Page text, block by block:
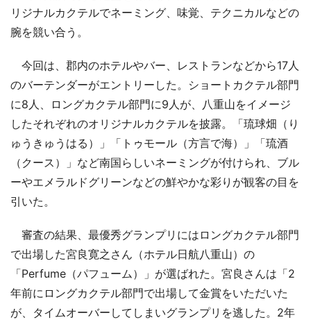
リジナルカクテルでネーミング、味覚、テクニカルなどの
腕を競い合う。
今回は、郡内のホテルやバー、レストランなどから17人
のバーテンダーがエントリーした。ショートカクテル部門
に8人、ロングカクテル部門に9人が、八重山をイメージ
したそれぞれのオリジナルカクテルを披露。「琉球畑（り
ゅうきゅうはる）」「トゥモール（方言で海）」「琉酒
（クース）」など南国らしいネーミングが付けられ、ブル
ーやエメラルドグリーンなどの鮮やかな彩りが観客の目を
引いた。
審査の結果、最優秀グランプリにはロングカクテル部門
で出場した宮良寛之さん（ホテル日航八重山）の
「Perfume（パフューム）」が選ばれた。宮良さんは「2
年前にロングカクテル部門で出場して金賞をいただいた
が、タイムオーバーしてしまいグランプリを逃した。2年